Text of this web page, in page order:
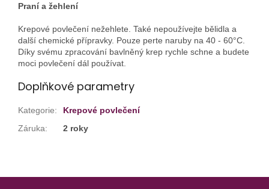
Praní a žehlení
Krepové povlečení nežehlete. Také nepoužívejte bělidla a
další chemické přípravky. Pouze perte naruby na 40 - 60°C.
Díky svému zpracování bavlněný krep rychle schne a budete
moci povlečení dál používat.
Doplňkové parametry
Kategorie:
Krepové povlečení
Záruka: 2 roky